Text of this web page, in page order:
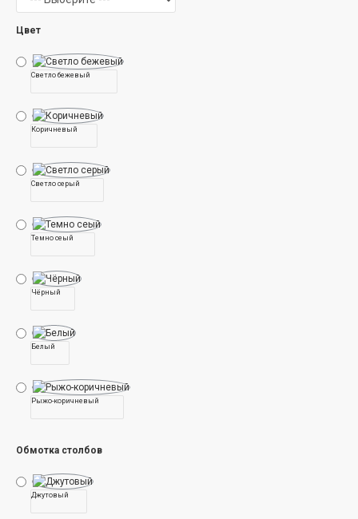
Цвет
Светло бежевый
Коричневый
Светло серый
Темно сеый
Чёрный
Белый
Рыжо-коричневый
Обмотка столбов
Джутовый